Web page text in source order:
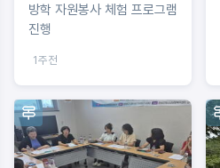
방학 자원봉사 체험 프로그램
진행
1주전